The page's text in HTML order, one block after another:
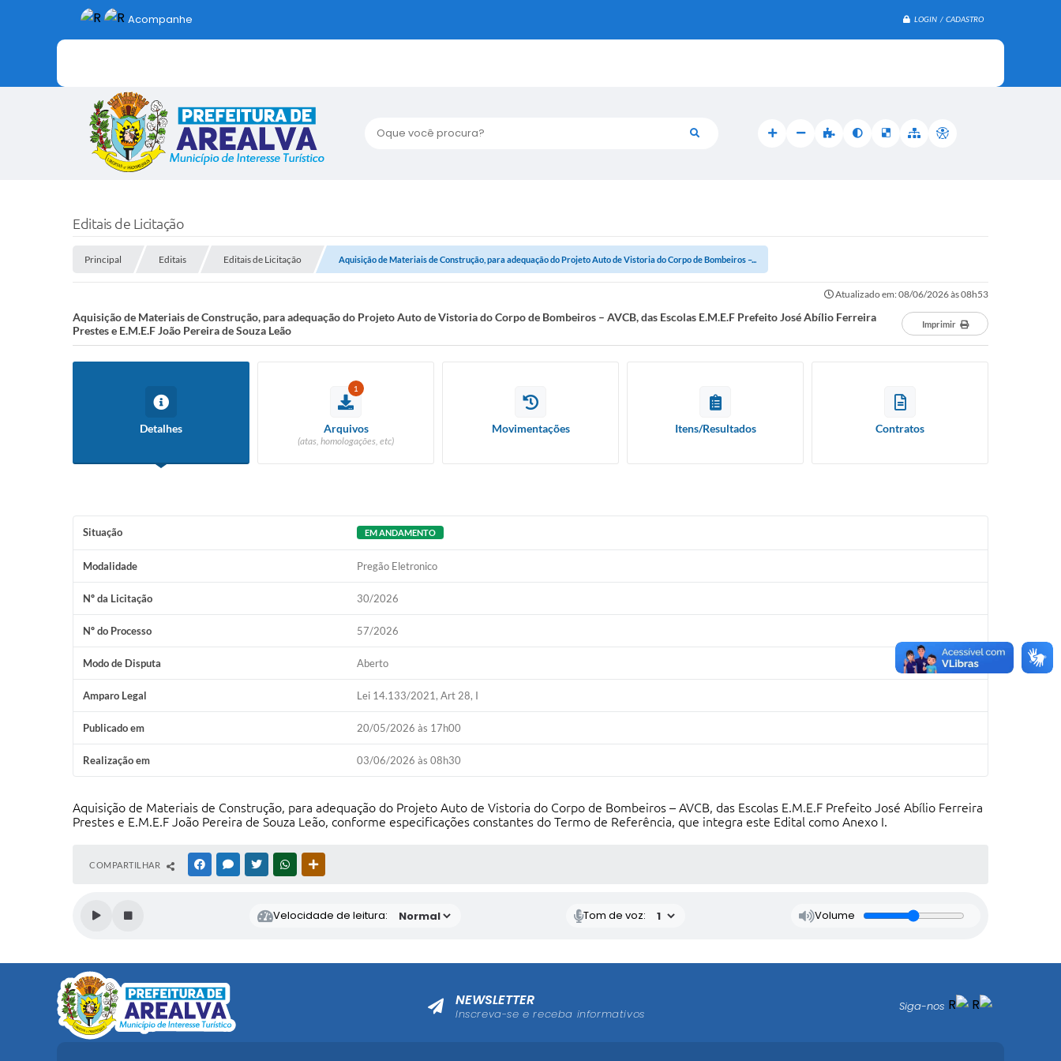
LOGIN / CADASTRO
Oque você procura?
Acompanhe
Editais de Licitação
Principal Editais Editais de Licitação Aquisição de Materiais de Construção, para adequação do Projeto Auto de Vistoria do Corpo de Bombeiros –...
Atualizado em: 08/06/2026 às 08h53
Aquisição de Materiais de Construção, para adequação do Projeto Auto de Vistoria do Corpo de Bombeiros – AVCB, das Escolas E.M.E.F Prefeito José Abílio Ferreira
Prestes e E.M.E.F João Pereira de Souza Leão
Imprimir
Detalhes
1
Arquivos
(atas, homologações, etc)
Movimentações Itens/Resultados Contratos
Situação EM ANDAMENTO
Modalidade Pregão Eletronico
Nº da Licitação 30/2026
Nº do Processo 57/2026
Modo de Disputa Aberto
Amparo Legal Lei 14.133/2021, Art 28, I
Publicado em 20/05/2026 às 17h00
Realização em 03/06/2026 às 08h30
Aquisição de Materiais de Construção, para adequação do Projeto Auto de Vistoria do Corpo de Bombeiros – AVCB, das Escolas E.M.E.F Prefeito José Abílio Ferreira
Prestes e E.M.E.F João Pereira de Souza Leão, conforme especificações constantes do Termo de Referência, que integra este Edital como Anexo I.
COMPARTILHAR FACEBOOKMESSENGER
TWITTERWHATSAPP
Velocidade de leitura: Tom de voz: Volume
Siga-nos
NEWSLETTER
Inscreva-se e receba informativos